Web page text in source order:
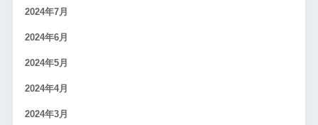
2024年7月
2024年6月
2024年5月
2024年4月
2024年3月